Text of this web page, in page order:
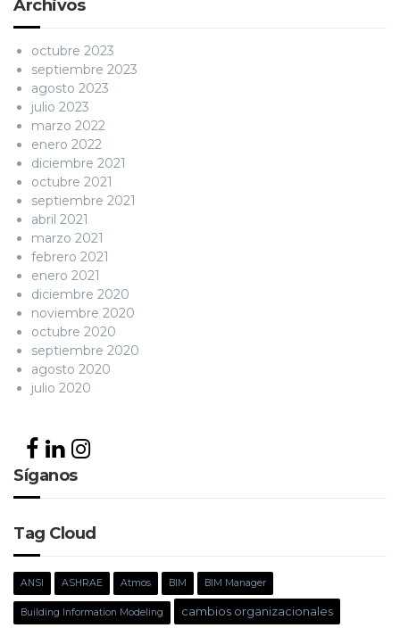
Archivos
octubre 2023
septiembre 2023
agosto 2023
julio 2023
marzo 2022
enero 2022
diciembre 2021
octubre 2021
septiembre 2021
abril 2021
marzo 2021
febrero 2021
enero 2021
diciembre 2020
noviembre 2020
octubre 2020
septiembre 2020
agosto 2020
julio 2020
Síganos
Tag Cloud
ANSI ASHRAE Atmos BIM BIM Manager
Building Information Modeling cambios organizacionales